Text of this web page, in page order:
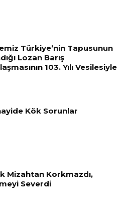
Türkiye’nin Tapusunun
Lozan Barış
103. Yılı Vesilesiyle
Kök Sorunlar
Mizahtan Korkmazdı,
Severdi